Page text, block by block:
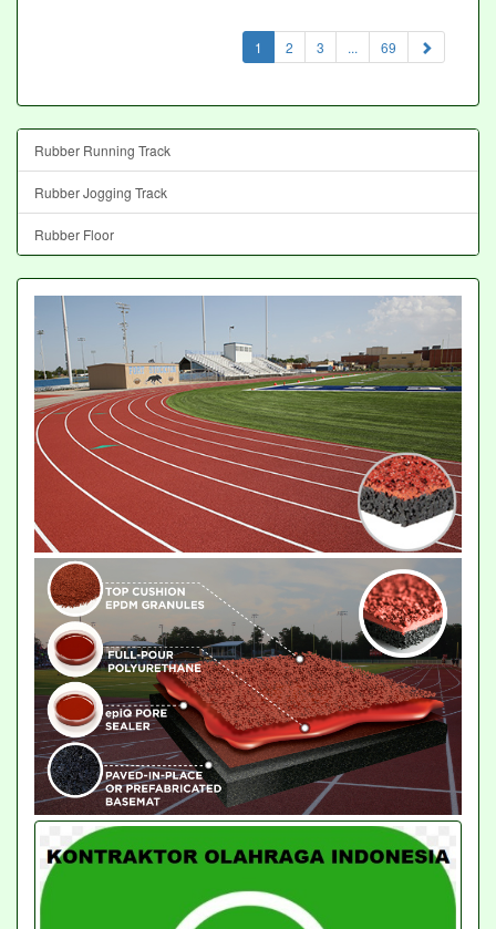
1 (current)
2 3 ... 69
Rubber Running Track
Rubber Jogging Track
Rubber Floor